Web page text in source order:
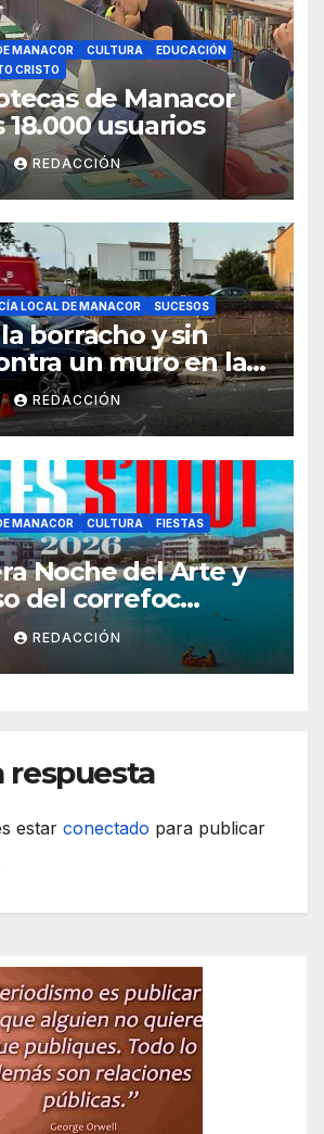
MANACOR CULTURA
EDUCACIÓN
CRISTO
de Manacor
18.000 usuarios
REDACCIÓN
LOCAL DE MANACOR SUCESOS
borracho y sin
un muro en la
Port de Manacor y
REDACCIÓN
MANACOR CULTURA
FIESTAS
Noche del Arte y
del correfoc
Fiestas de Verano
REDACCIÓN
respuesta
estar conectado para publicar